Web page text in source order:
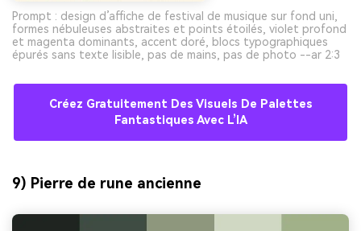
Prompt : design d’affiche de festival de musique sur fond uni,
formes nébuleuses abstraites et points étoilés, violet profond
et magenta dominants, accent doré, blocs typographiques
épurés sans texte lisible, pas de mains, pas de photo --ar 2:3
Créez Gratuitement Des Visuels De Palettes
Fantastiques Avec L’IA
9) Pierre de rune ancienne